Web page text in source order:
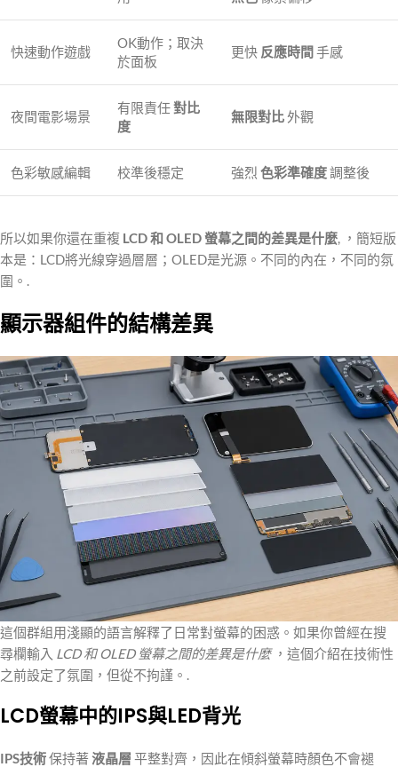
快速動作遊戲
OK動作；取決
於面板
更快 反應時間 手感
夜間電影場景
有限責任對比
度
無限對比外觀
色彩敏感編輯 校準後穩定 強烈 色彩準確度調整後
所以如果你還在重複 LCD 和 OLED 螢幕之間的差異是什麼, ，簡短版
本是：LCD將光線穿過層層；OLED是光源。不同的內在，不同的氛
圍。.
顯示器組件的結構差異
這個群組用淺顯的語言解釋了日常對螢幕的困惑。如果你曾經在搜
尋欄輸入 LCD 和 OLED 螢幕之間的差異是什麼，這個介紹在技術性
之前設定了氛圍，但從不拘謹。.
LCD螢幕中的IPS與LED背光
IPS技術保持著 液晶層 平整對齊，因此在傾斜螢幕時顏色不會褪